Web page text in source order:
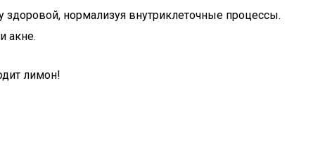
нормализуя внутриклеточные процессы.
акне.
лимон!